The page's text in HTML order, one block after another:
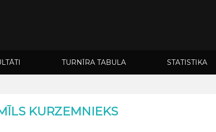
TURNĪRA TABULA STATISTIKA
KURZEMNIEKS